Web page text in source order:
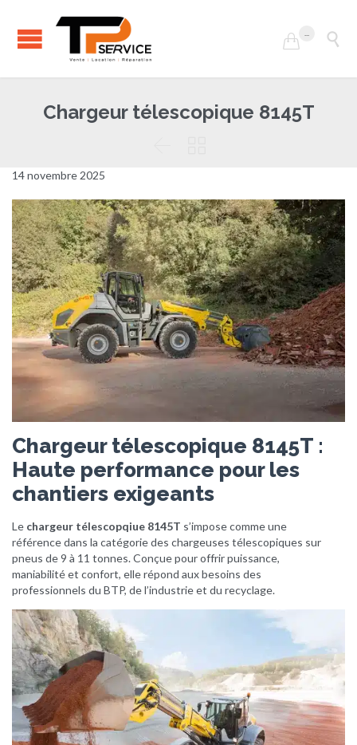
 
Chargeur télescopique 8145T
14 novembre 2025
Chargeur télescopique 8145T :
Haute performance pour les
chantiers exigeants
Le chargeur télescopqiue 8145T s’impose comme une
référence dans la catégorie des chargeuses télescopiques sur
pneus de 9 à 11 tonnes. Conçue pour offrir puissance,
maniabilité et confort, elle répond aux besoins des
professionnels du BTP, de l’industrie et du recyclage.